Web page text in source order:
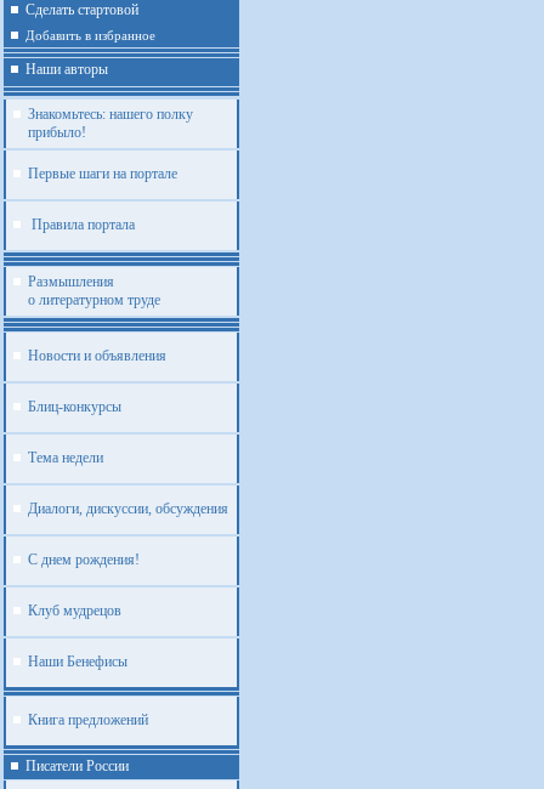
Сделать стартовой
Добавить в избранное
Наши авторы
Знакомьтесь: нашего полку
прибыло!
Первые шаги на портале
Правила портала
Размышления
о литературном труде
Новости и объявления
Блиц-конкурсы
Тема недели
Диалоги, дискуссии, обсуждения
С днем рождения!
Клуб мудрецов
Наши Бенефисы
Книга предложений
Писатели России